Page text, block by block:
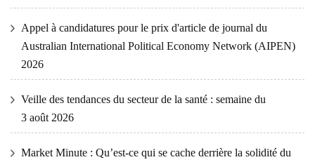
Appel à candidatures pour le prix d'article de journal du
Australian International Political Economy Network (AIPEN)
2026
Veille des tendances du secteur de la santé : semaine du
3 août 2026
Market Minute : Qu’est-ce qui se cache derrière la solidité du